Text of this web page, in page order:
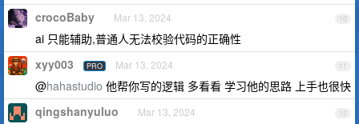
10
crocoBaby Mar 13, 2024
ai 只能辅助,普通人无法校验代码的正确性
11
xyy003 PRO Mar 13, 2024
@hahastudio 他帮你写的逻辑 多看看 学习他的思路 上手也很快
12
qingshanyuluo Mar 13, 2024